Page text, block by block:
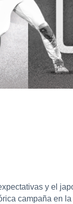
y el
campaña en